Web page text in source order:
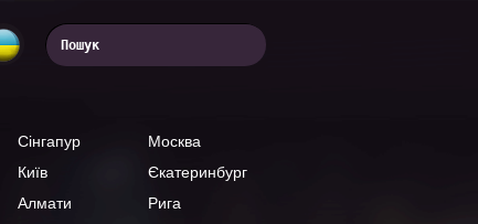
Сінгапур
Москва
Київ
Єкатеринбург
Алмати
Рига